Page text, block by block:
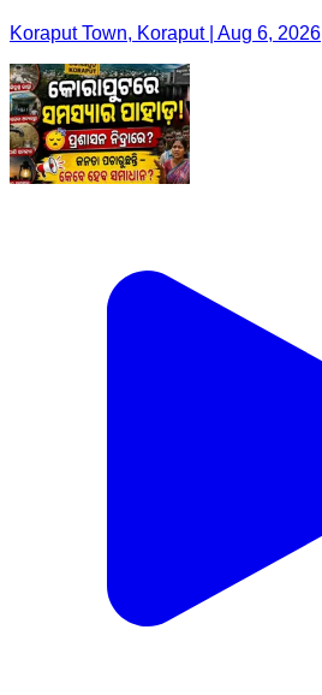
Koraput Town, Koraput | Aug 6, 2026